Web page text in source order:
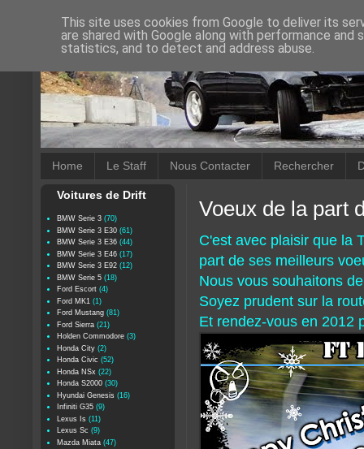
Home Le Staff Nous Contacter Rechercher
Voeux de la part
C'est avec plaisir que la
part de ses meilleurs
Nous vous souhaitons
Soyez prudent sur la
Et rendez-vous en 2012
Voitures de Drift
BMW Serie 3 (70)
BMW Serie 3 E30 (61)
BMW Serie 3 E36 (44)
BMW Serie 3 E46 (17)
BMW Serie 3 E92 (12)
BMW Serie 5 (18)
Ford Escort (4)
Ford MK1 (1)
Ford Mustang (81)
Ford Sierra (21)
Holden Commodore (3)
Honda City (2)
Honda Civic (52)
Honda NSx (22)
Honda S2000 (30)
Hyundai Genesis (16)
Infiniti G35 (9)
Lexus Is (11)
Lexus Sc (9)
Mazda Miata (47)
This site uses cookies from Google to deliver its
are shared with Google along with performance
statistics, and to detect and address abuse.